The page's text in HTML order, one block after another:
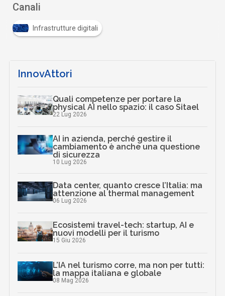
Canali
Infrastrutture digitali
InnovAttori
Quali competenze per portare la
physical AI nello spazio: il caso Sitael
22 Lug 2026
AI in azienda, perché gestire il
cambiamento è anche una questione
di sicurezza
10 Lug 2026
Data center, quanto cresce l’Italia: ma
attenzione al thermal management
06 Lug 2026
Ecosistemi travel-tech: startup, AI e
nuovi modelli per il turismo
15 Giu 2026
L’IA nel turismo corre, ma non per tutti:
la mappa italiana e globale
08 Mag 2026